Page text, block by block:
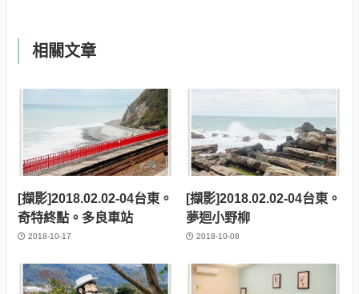
相關文章
[擷影]2018.02.02-04台東。
奇特終點。多良車站
2018-10-17
[擷影]2018.02.02-04台東。
夢迴小野柳
2018-10-08